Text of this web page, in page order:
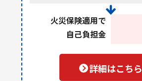
火災保険適用で
自己負担金
詳細はこちら